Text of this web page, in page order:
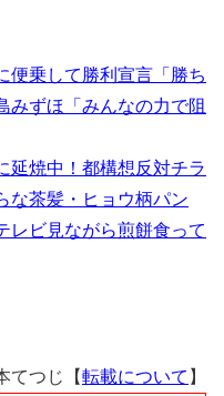
便乗して勝利宣言「勝ち
みずほ「みんなの力で阻
延焼中！都構想反対チラ
な茶髪・ヒョウ柄パン
レビ見ながら煎餅食って
てつじ【転載について 】